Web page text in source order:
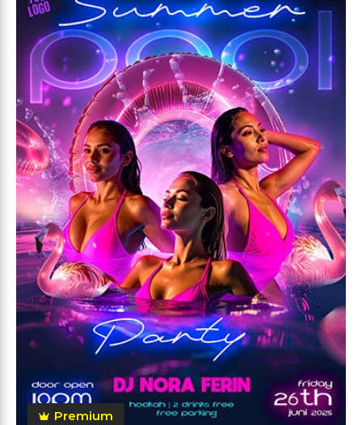
Premium